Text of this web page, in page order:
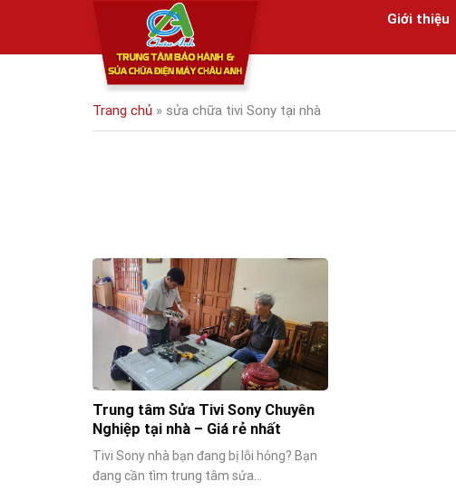
content
Giới thiệu
Trang chủ » sửa chữa tivi Sony tại nhà
Trung tâm Sửa Tivi Sony Chuyên
Nghiệp tại nhà – Giá rẻ nhất
Tivi Sony nhà bạn đang bị lỗi hỏng? Bạn
đang cần tìm trung tâm sửa...